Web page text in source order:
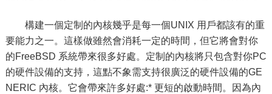
構建一個定制的內核幾乎是每一個UNIX 用戶都該有的重
要能力之一。這樣做雖然會消耗一定的時間，但它將會對你
的FreeBSD 系統帶來很多好處。定制的內核將只包含對你PC
的硬件設備的支持，這點不象需支持很廣泛的硬件設備的GE
NERIC 內核。它會帶來許多好處:* 更短的啟動時間。因為內